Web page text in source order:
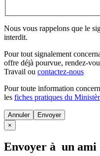
Nous vous rappelons que le
interdit.
Pour tout signalement
offre déjà pourvue, rendez-
Travail ou contactez-nous
Pour toute information
les fiches pratiques du
Annuler
×
Envoyer à un ami